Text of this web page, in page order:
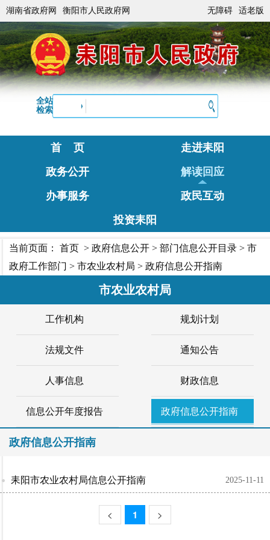
湖南省政府网 衡阳市人民政府网 无障碍 适老版
全站
检索
首 页
走进耒阳
政务公开
解读回应
办事服务
政民互动
投资耒阳
当前页面： 首页 > 政府信息公开 > 部门信息公开目录 > 市
政府工作部门 > 市农业农村局 > 政府信息公开指南
市农业农村局
工作机构 规划计划
法规文件 通知公告
人事信息 财政信息
信息公开年度报告 政府信息公开指南
政府信息公开指南
2025-11-11
耒阳市农业农村局信息公开指南
< 1 >